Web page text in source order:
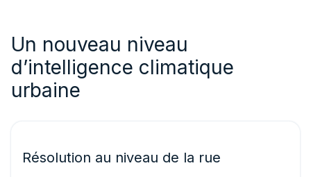
Un nouveau niveau
d’intelligence climatique
urbaine
Résolution au niveau de la rue